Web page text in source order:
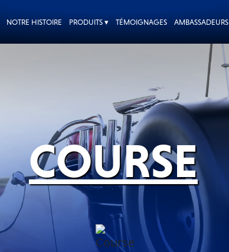
NOTRE HISTOIRE PRODUITS ▾ TÉMOIGNAGES AMBASSADEURS
COURSE